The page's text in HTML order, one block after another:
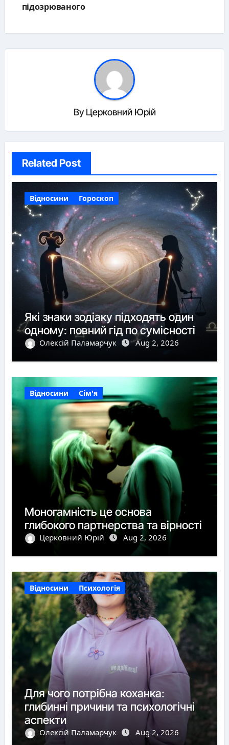
підозрюваного
By Церковний Юрій
Related Post
Відносини Гороскоп
Які знаки зодіаку підходять один
одному: повний гід по сумісності
Олексій Паламарчук Aug 2, 2026
Відносини Сім'я
Моногамність це основа
глибокого партнерства та вірності
Церковний Юрій Aug 2, 2026
Відносини Психологія
Для чого потрібна коханка:
глибинні причини та психологічні
аспекти
Олексій Паламарчук Aug 2, 2026